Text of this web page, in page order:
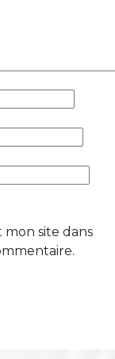
site dans